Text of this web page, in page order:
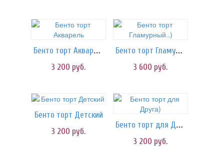
Бенто торт Акварель
3 200 руб.
Бенто торт Гламурный..)
3 600 руб.
Бенто торт Детский
3 200 руб.
Бенто торт для Друга)
3 200 руб.